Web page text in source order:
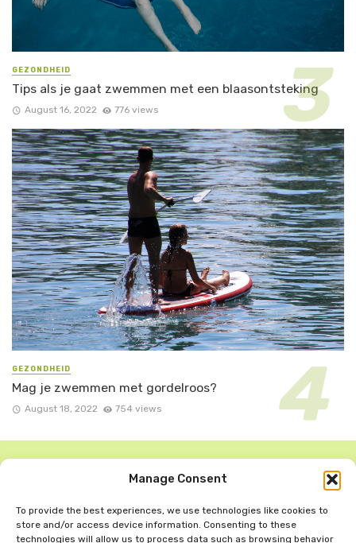
Manage Consent
To provide the best experiences, we use technologies like cookies to
store and/or access device information. Consenting to these
technologies will allow us to process data such as browsing behavior
GEZONDHEID
Tips als je gaat zwemmen met een blaasontsteking
August 16, 2022 776 views
GEZONDHEID
Mag je zwemmen met gordelroos?
August 18, 2022 754 views